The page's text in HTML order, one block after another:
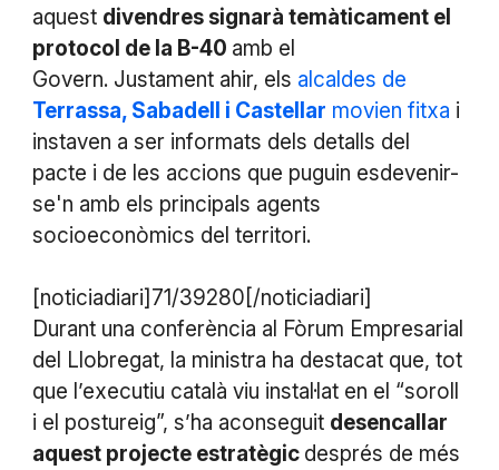
aquest divendres signarà temàticament el
protocol de la B-40 amb el
Govern. Justament ahir, els alcaldes de
Terrassa, Sabadell i Castellar movien fitxa i
instaven a ser informats dels detalls del
pacte i de les accions que puguin esdevenir-
se'n amb els principals agents
socioeconòmics del territori.
[noticiadiari]71/39280[/noticiadiari]
Durant una conferència al Fòrum Empresarial
del Llobregat, la ministra ha destacat que, tot
que l’executiu català viu instal·lat en el “soroll
i el postureig”, s’ha aconseguit desencallar
aquest projecte estratègic després de més